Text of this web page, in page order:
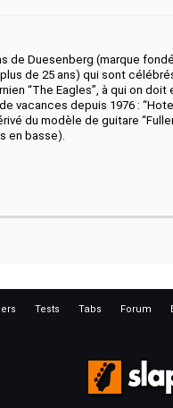
de Duesenberg (marque
de 25 ans) qui sont
“The Eagles”, à qui on doit
vacances depuis 1976 :
du modèle de guitare
en basse).
Tests Tabs Forum